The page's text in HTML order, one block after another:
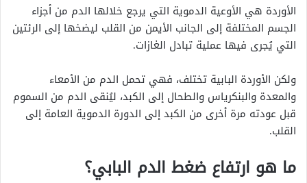
الأوردة هي الأوعية الدموية التي يرجع خلالها الدم من أجزاء
الجسم المختلفة إلى الجانب الأيمن من القلب ليضخها إلى الرئتين
التي يُجرى فيها عملية تبادل الغازات.
ولكن الأوردة البابية تختلف، فهي تحمل الدم من الأمعاء
والمعدة والبنكرياس والطحال إلى الكبد، ليُنقى الدم من السموم
قبل عودته مرة أخرى من الكبد إلى الدورة الدموية العامة إلى
القلب.
ما هو ارتفاع ضغط الدم البابي؟